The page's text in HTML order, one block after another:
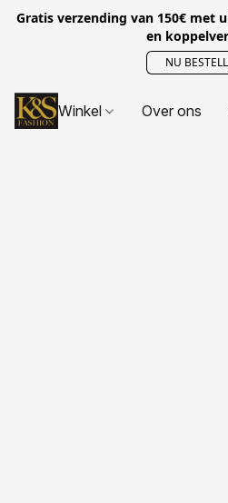
Gratis verzending van 150€ met
en
NU
Winkel Over ons